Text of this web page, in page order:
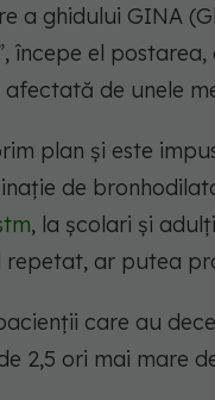
a ghidului GINA
începe el
de unele
plan și este
de
, la școlari și
ar putea
care au
2,5 ori mai mare